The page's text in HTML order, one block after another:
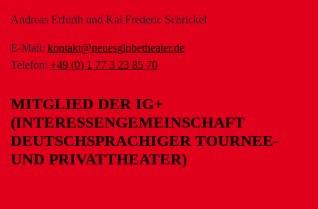
Andreas Erfurth und Kai Frederic Schrickel
E-Mail: kontakt@neuesglobetheater.de
Telefon: +49 (0) 1 77 3 23 85 70
MITGLIED DER IG+
(INTERESSENGEMEINSCHAFT
DEUTSCHSPRACHIGER TOURNEE-
UND PRIVATTHEATER)